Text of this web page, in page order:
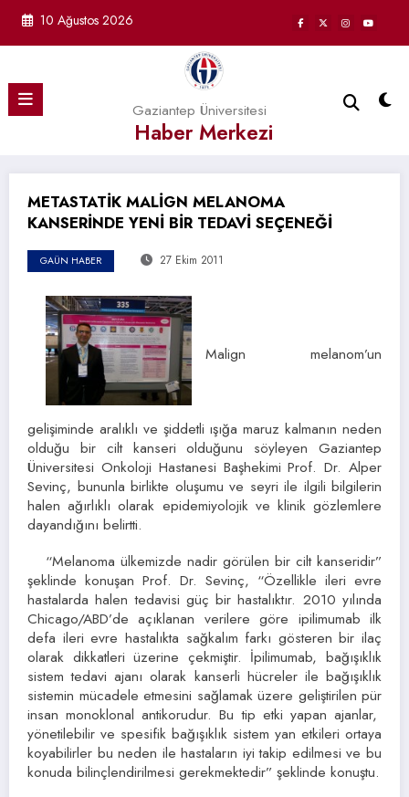
10 Ağustos 2026
Gaziantep Üniversitesi
Haber Merkezi
METASTATİK MALİGN MELANOMA
KANSERİNDE YENİ BİR TEDAVİ SEÇENEĞİ
GAÜN HABER 27 Ekim 2011
Malign melanom’un
gelişiminde aralıklı ve şiddetli ışığa maruz kalmanın neden
olduğu bir cilt kanseri olduğunu söyleyen Gaziantep
Üniversitesi Onkoloji Hastanesi Başhekimi Prof. Dr. Alper
Sevinç, bununla birlikte oluşumu ve seyri ile ilgili bilgilerin
halen ağırlıklı olarak epidemiyolojik ve klinik gözlemlere
dayandığını belirtti.
“Melanoma ülkemizde nadir görülen bir cilt kanseridir”
şeklinde konuşan Prof. Dr. Sevinç, “Özellikle ileri evre
hastalarda halen tedavisi güç bir hastalıktır. 2010 yılında
Chicago/ABD’de açıklanan verilere göre ipilimumab ilk
defa ileri evre hastalıkta sağkalım farkı gösteren bir ilaç
olarak dikkatleri üzerine çekmiştir. İpilimumab, bağışıklık
sistem tedavi ajanı olarak kanserli hücreler ile bağışıklık
sistemin mücadele etmesini sağlamak üzere geliştirilen pür
insan monoklonal antikorudur. Bu tip etki yapan ajanlar,
yönetilebilir ve spesifik bağışıklık sistem yan etkileri ortaya
koyabilirler bu neden ile hastaların iyi takip edilmesi ve bu
konuda bilinçlendirilmesi gerekmektedir” şeklinde konuştu.